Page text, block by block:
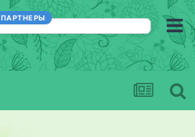
ПАРТНЕРЫ